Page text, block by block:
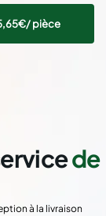
/ pièce
de
à la livraison